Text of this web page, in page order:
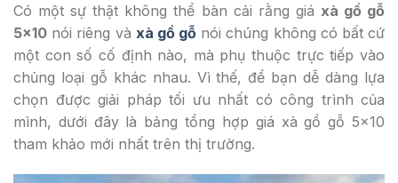
Có một sự thật không thể bàn cải rằng giá xà gồ gỗ
5×10 nói riêng và xà gồ gỗ nói chúng không có bất cứ
một con số cố định nào, mà phụ thuộc trực tiếp vào
chủng loại gỗ khác nhau. Vì thế, để bạn dễ dàng lựa
chọn được giải pháp tối ưu nhất có công trình của
mình, dưới đây là bảng tổng hợp giá xà gồ gỗ 5×10
tham khảo mới nhất trên thị trường.